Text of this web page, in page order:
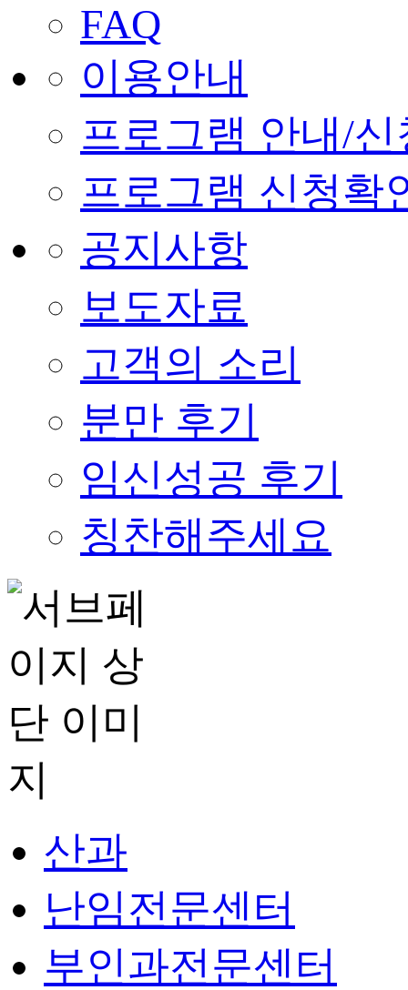
FAQ
이용안내
프로그램 안내/신
프로그램 신청확
공지사항
보도자료
고객의 소리
분만 후기
임신성공 후기
칭찬해주세요
산과
난임전문센터
부인과전문센터